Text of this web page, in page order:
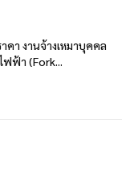
า งานจ้างเหมาบุคคล
ฟ้า (Fork...